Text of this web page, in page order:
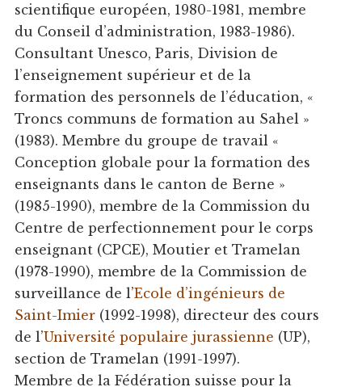
scientifique européen, 1980-1981, membre
du Conseil d’administration, 1983-1986).
Consultant Unesco, Paris, Division de
l’enseignement supérieur et de la
formation des personnels de l’éducation, «
Troncs communs de formation au Sahel »
(1983). Membre du groupe de travail «
Conception globale pour la formation des
enseignants dans le canton de Berne »
(1985-1990), membre de la Commission du
Centre de perfectionnement pour le corps
enseignant (CPCE), Moutier et Tramelan
(1978-1990), membre de la Commission de
surveillance de l’Ecole d’ingénieurs de
Saint-Imier(1992-1998), directeur des cours
de l’Université populaire jurassienne (UP),
section de Tramelan (1991-1997).
Membre de la Fédération suisse pour la